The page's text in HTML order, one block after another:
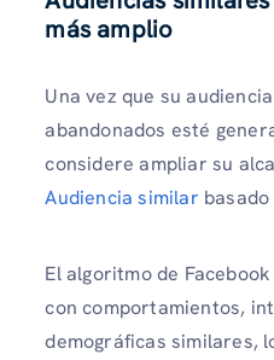
más amplio
Una vez que su
abandonados esté
considere ampliar su
Audiencia similar
El algoritmo de
con comportamientos,
demográficas similares,